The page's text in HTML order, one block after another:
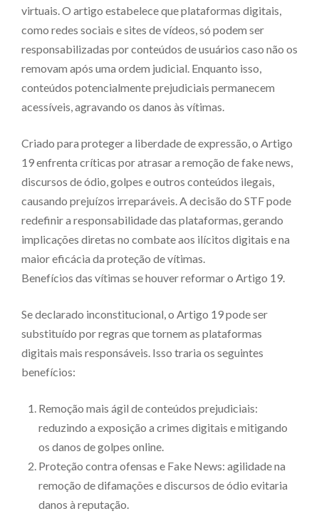
virtuais. O artigo estabelece que plataformas digitais,
como redes sociais e sites de vídeos, só podem ser
responsabilizadas por conteúdos de usuários caso não os
removam após uma ordem judicial. Enquanto isso,
conteúdos potencialmente prejudiciais permanecem
acessíveis, agravando os danos às vítimas.
Criado para proteger a liberdade de expressão, o Artigo
19 enfrenta críticas por atrasar a remoção de fake news,
discursos de ódio, golpes e outros conteúdos ilegais,
causando prejuízos irreparáveis. A decisão do STF pode
redefinir a responsabilidade das plataformas, gerando
implicações diretas no combate aos ilícitos digitais e na
maior eficácia da proteção de vítimas.
Benefícios das vítimas se houver reformar o Artigo 19.
Se declarado inconstitucional, o Artigo 19 pode ser
substituído por regras que tornem as plataformas
digitais mais responsáveis. Isso traria os seguintes
benefícios:
Remoção mais ágil de conteúdos prejudiciais:
reduzindo a exposição a crimes digitais e mitigando
os danos de golpes online.
Proteção contra ofensas e Fake News: agilidade na
remoção de difamações e discursos de ódio evitaria
danos à reputação.